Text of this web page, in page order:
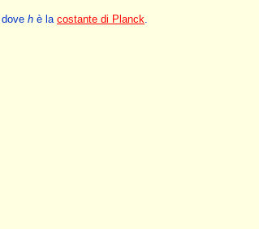
dove h è la costante di Planck.